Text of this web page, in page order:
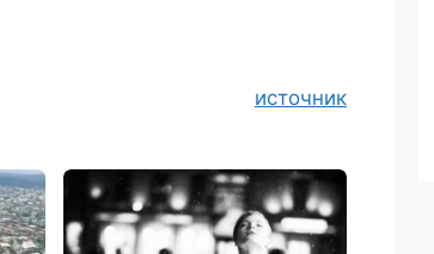
источник